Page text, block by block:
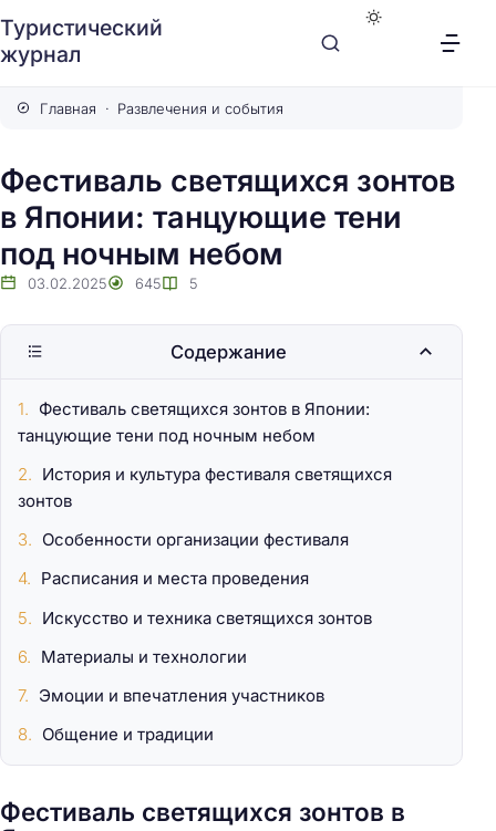
Туристический
журнал
Главная Развлечения и события
Фестиваль светящихся зонтов
в Японии: танцующие тени
под ночным небом
03.02.2025 645 5
Фестиваль светящихся зонтов в
Содержание
Фестиваль светящихся зонтов в Японии:
танцующие тени под ночным небом
История и культура фестиваля светящихся
зонтов
Особенности организации фестиваля
Расписания и места проведения
Искусство и техника светящихся зонтов
Материалы и технологии
Эмоции и впечатления участников
Общение и традиции